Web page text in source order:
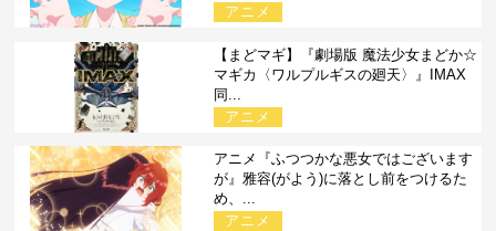
アニメ
【まどマギ】『劇場版 魔法少女まどか☆
マギカ〈ワルプルギスの廻天〉』IMAX
同...
アニメ
アニメ『ふつつかな悪女ではございます
が』雅容(がよう)に落とし前をつけるた
め、...
アニメ